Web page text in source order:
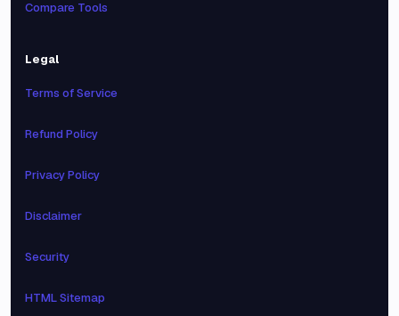
Compare Tools
Legal
Terms of Service
Refund Policy
Privacy Policy
Disclaimer
Security
HTML Sitemap